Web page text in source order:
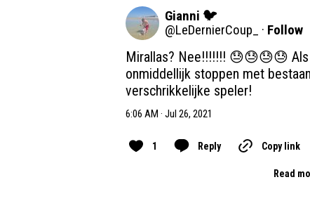
Gianni 🐦
@LeDernierCoup_ · Follow
Mirallas? Nee!!!!!!! 😓😓😓😓
onmiddellijk stoppen met
verschrikkelijke speler!
6:06 AM · Jul 26, 2021
1 Reply Copy link
Read